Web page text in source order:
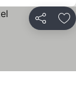
Dela